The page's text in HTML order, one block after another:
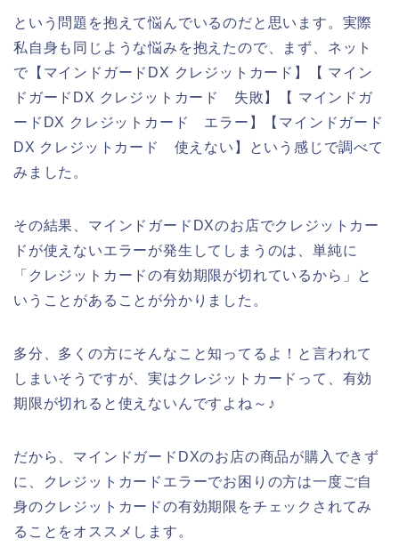
という問題を抱えて悩んでいるのだと思います。実際
私自身も同じような悩みを抱えたので、まず、ネット
で【マインドガードDX クレジットカード】【 マイン
ドガードDX クレジットカード 失敗】【 マインドガ
ードDX クレジットカード エラー】【マインドガード
DX クレジットカード 使えない】という感じで調べて
みました。
その結果、マインドガードDXのお店でクレジットカー
ドが使えないエラーが発生してしまうのは、単純に
「クレジットカードの有効期限が切れているから」と
いうことがあることが分かりました。
多分、多くの方にそんなこと知ってるよ！と言われて
しまいそうですが、実はクレジットカードって、有効
期限が切れると使えないんですよね～♪
だから、マインドガードDXのお店の商品が購入できず
に、クレジットカードエラーでお困りの方は一度ご自
身のクレジットカードの有効期限をチェックされてみ
ることをオススメします。